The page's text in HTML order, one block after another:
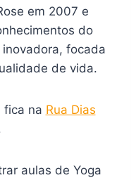
em 2007 e
do
focada
de vida.
fica na Rua Dias
aulas de Yoga